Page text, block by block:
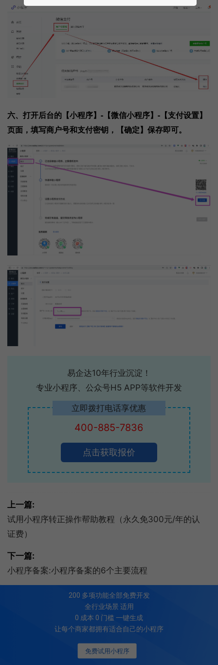
六、打开后台的【小程序】-【微信小程序】-【支付设置】
页面，填写商户号和支付密钥，【确定】保存即可。
易企达10年行业沉淀！
专业小程序、公众号H5 APP等软件开发
立即拨打电话享优惠
400-885-7836
点击获取报价
上一篇:
试用小程序转正操作帮助教程（永久免300元/年的认
证费）
下一篇:
小程序备案:小程序备案的6个主要流程
免费试用小程序
200 多项功能全部免费开发
全行业场景 适用
0 成本 0 门槛 一键生成
让每个商家都拥有适合自己的小程序